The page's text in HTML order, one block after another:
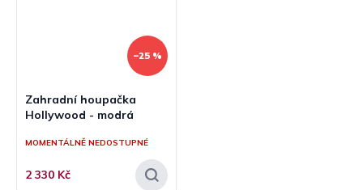
–25 %
Zahradní houpačka
Hollywood - modrá
MOMENTÁLNĚ NEDOSTUPNÉ
2 330 Kč